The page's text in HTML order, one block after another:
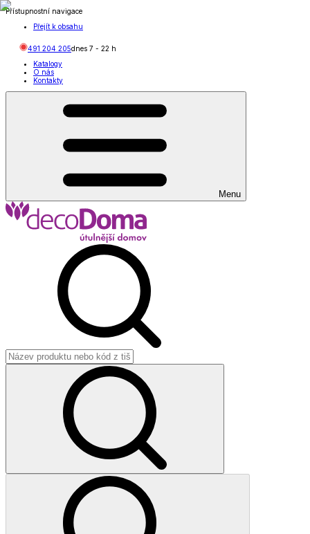
Přístupnostní navigace
Přejít k obsahu
491 204 205dnes 7 - 22 h
Katalogy
O nás
Kontakty
Menu